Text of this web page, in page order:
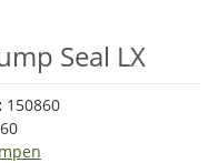
Seal LX
150860